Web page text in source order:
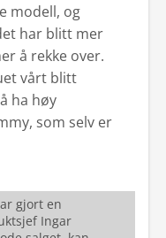
modell, og
har blitt mer
å rekke over.
vårt blitt
ha høy
som selv er
gjort en
Ingar